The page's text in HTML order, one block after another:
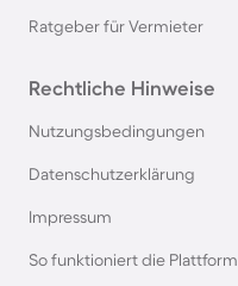
Ratgeber für Vermieter
Rechtliche Hinweise
Nutzungsbedingungen
Datenschutzerklärung
Impressum
So funktioniert die Plattform